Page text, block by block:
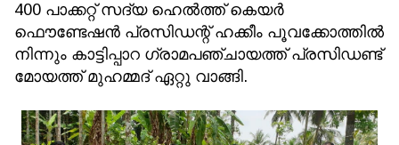
400 പാക്കറ്റ് സദ്യ ഹെൽത്ത്‌ കെയർ
ഫൌണ്ടേഷൻ പ്രസിഡന്റ്‌ ഹക്കീം പൂവക്കോത്തിൽ
നിന്നും കാട്ടിപ്പാറ ഗ്രാമപഞ്ചായത്ത് പ്രസിഡണ്ട്
മോയത്ത് മുഹമ്മദ് ഏറ്റു വാങ്ങി.